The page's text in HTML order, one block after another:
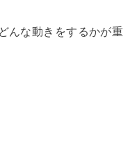
んな動きをするかが重